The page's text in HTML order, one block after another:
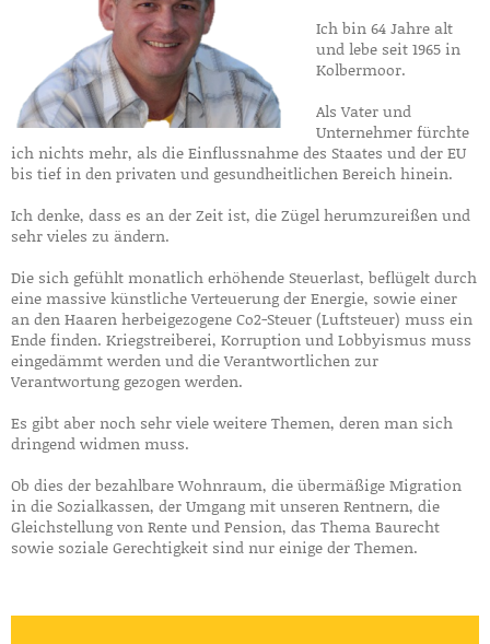
Ich bin 64 Jahre alt
und lebe seit 1965 in
Kolbermoor.
Als Vater und
Unternehmer fürchte
ich nichts mehr, als die Einflussnahme des Staates und der EU
bis tief in den privaten und gesundheitlichen Bereich hinein.
Ich denke, dass es an der Zeit ist, die Zügel herumzureißen und
sehr vieles zu ändern.
Die sich gefühlt monatlich erhöhende Steuerlast, beflügelt durch
eine massive künstliche Verteuerung der Energie, sowie einer
an den Haaren herbeigezogene Co2-Steuer (Luftsteuer) muss ein
Ende finden. Kriegstreiberei, Korruption und Lobbyismus muss
eingedämmt werden und die Verantwortlichen zur
Verantwortung gezogen werden.
Es gibt aber noch sehr viele weitere Themen, deren man sich
dringend widmen muss.
Ob dies der bezahlbare Wohnraum, die übermäßige Migration
in die Sozialkassen, der Umgang mit unseren Rentnern, die
Gleichstellung von Rente und Pension, das Thema Baurecht
sowie soziale Gerechtigkeit sind nur einige der Themen.